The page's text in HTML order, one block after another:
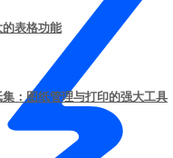
表格功能
：图纸管理与打印的强大工具